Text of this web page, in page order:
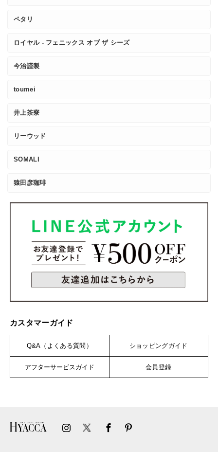
ペタリ
ロイヤル - フェニックス オブ ザ シーズ
今治謹製
toumei
井上茶寮
リーウッド
SOMALI
猿田彦珈琲
カスタマーガイド
Q&A（よくある質問） ショッピングガイド
アフターサービスガイド 会員登録